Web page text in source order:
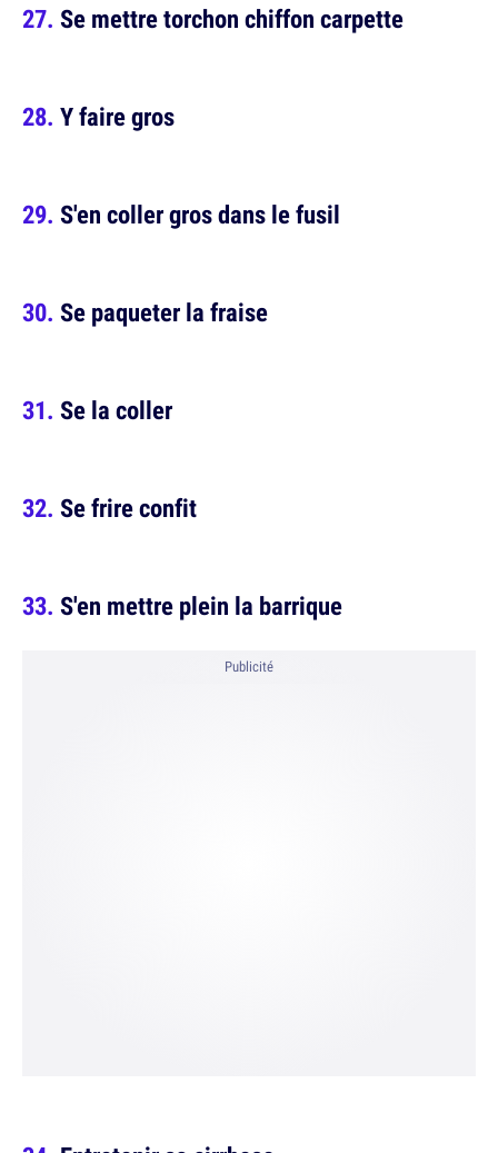
Se mettre torchon chiffon carpette
Y faire gros
S'en coller gros dans le fusil
Se paqueter la fraise
Se la coller
Se frire confit
S'en mettre plein la barrique
Publicité